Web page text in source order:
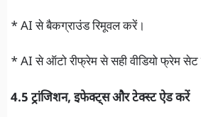
* AI से बैकग्राउंड रिमूवल करें।
* AI से ऑटो रीफ्रेम से सही वीडियो फ्रेम
4.5 ट्रांजिशन, इफेक्ट्स और टेक्स्ट ऐड करें